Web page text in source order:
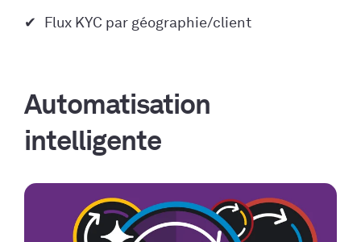
Flux KYC par géographie/client
Automatisation
intelligente